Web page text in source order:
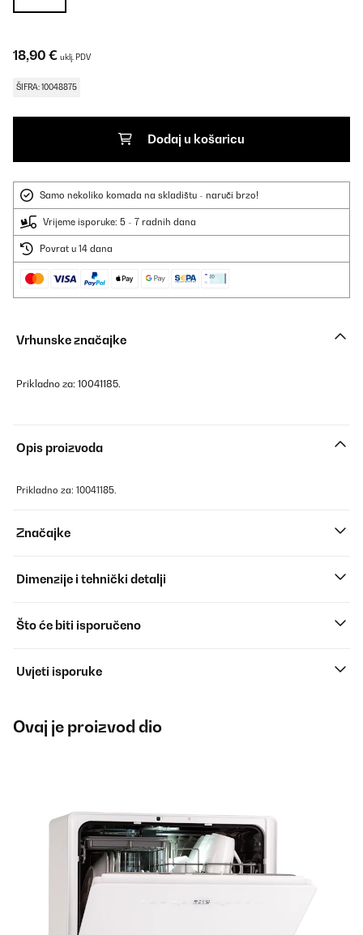
18,90 € uklj. PDV
ŠIFRA: 10048875
Dodaj u košaricu
Samo nekoliko komada na skladištu - naruči brzo!
Vrijeme isporuke: 5 - 7 radnih dana
Povrat u 14 dana
Vrhunske značajke
Prikladno za: 10041185.
Opis proizvoda
Prikladno za: 10041185.
Značajke
Dimenzije i tehnički detalji
Što će biti isporučeno
Uvjeti isporuke
Ovaj je proizvod dio